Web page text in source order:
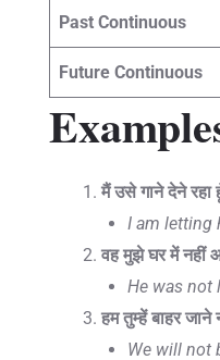
Past Continuous
Future Continuous
मैं उसे गाने देने रहा
I am letting
वह मुझे घर में नहीं
He was not
हम तुम्हें बाहर जाने
We will not